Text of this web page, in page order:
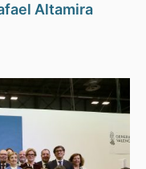
Altamira